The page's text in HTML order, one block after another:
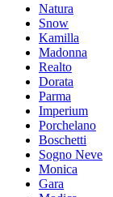
Natura
Snow
Kamilla
Madonna
Realto
Dorata
Parma
Imperium
Porchelano
Boschetti
Sogno Neve
Moniсa
Gara